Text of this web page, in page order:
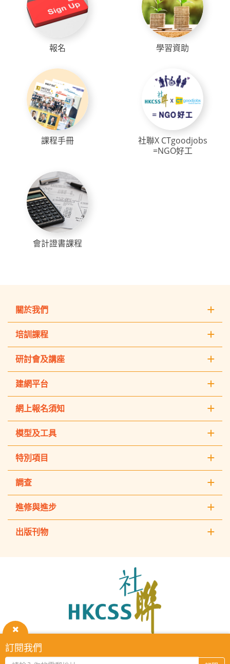
報名 學習資助
課程手冊
社聯X CTgoodjobs
=NGO好工
會計證書課程
關
閉
訂閱我們
關於我們
培訓課程
研討會及講座
建網平台
網上報名須知
模型及工具
特別項目
調查
進修與進步
出版刊物
Council
Service
HKCSS Institute主頁
2026 © The Hong Kong Council of Social Service. All Rights